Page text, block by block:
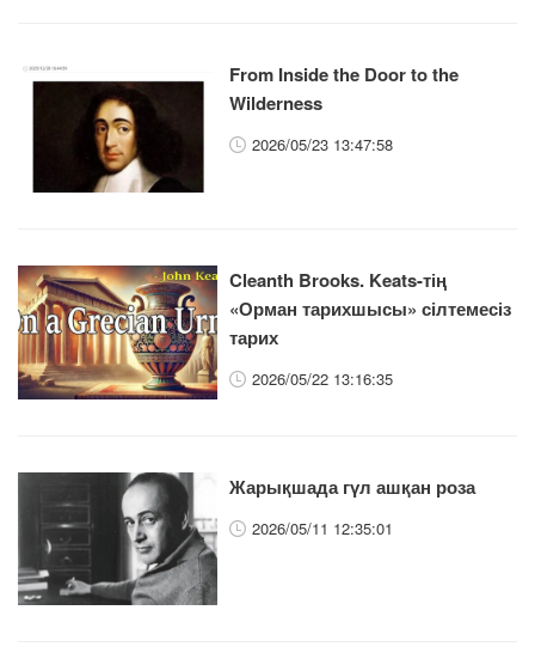
From Inside the Door to the
Wilderness
2026/05/23 13:47:58
Cleanth Brooks. Keats-тің
«Орман тарихшысы» сілтемесіз
тарих
2026/05/22 13:16:35
Жарықшада гүл ашқан роза
2026/05/11 12:35:01